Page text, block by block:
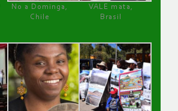
No a Dominga,
Chile
VALE mata,
Brasil